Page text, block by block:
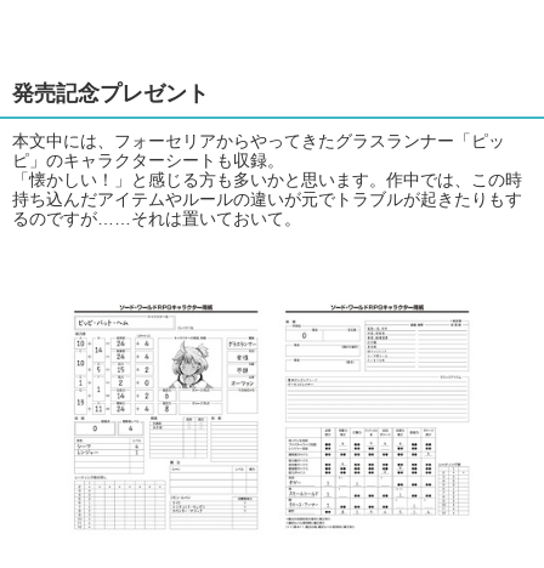
発売記念プレゼント
本文中には、フォーセリアからやってきたグラスランナー「ピッ
ピ」のキャラクターシートも収録。
「懐かしい！」と感じる方も多いかと思います。作中では、この時
持ち込んだアイテムやルールの違いが元でトラブルが起きたりもす
るのですが……それは置いておいて。